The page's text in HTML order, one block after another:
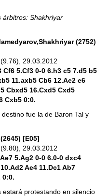
árbitros: Shakhriyar
(2752)
29.03.2012
Cf6 5.Cf3 0-0 6.h3 c5 7.d5 b5
11.axb5 Cb6 12.Ae2 e6
Cbxd5 16.Cxd5 Cxd5
Cxb5 0:0.
fue la de Baron Tal y
[E05]
29.03.2012
5.Ag2 0-0 6.0-0 dxc4
Ae4 11.Dc1 Ab7
0:0.
protestando en silencio